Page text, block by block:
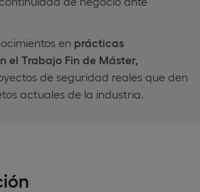
en prácticas
el Trabajo Fin de Máster,
de seguridad reales que den
actuales de la industria.